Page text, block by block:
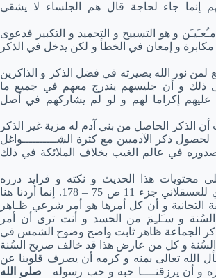
إنما جاء لحاجة قال هم الجلساء لا يشقى
و هو التسبيح و التحميد و التكبير فدعوى
و إمعان في الخطأ و لكن يدخل في الذكر
لمن نور الله بصيرته في فضل الذكر و الذاكرين
ذلك و أن جليسهم يندرج معهم في جميع ما
عليهم إكراما لهم و لو لم يشاركهم في أصل
الذكر الحاصل من بني آدم له مزية غير الذكر
ذكر الآدميين مع كثرة الشــــــــــواغل
في عالم الغيب بخلاف الملائكة في ذلك
محتويات هذا الحديث و نكته و فرايد درره
فليراجع شرح البخاري للعسقلاني جزء 11 ص 75 – 178. إنما أردنا هنا
التجانية و أن كل أمرها هو أمر شرعي ظـاهر
و سـَلـِمَ من الحسد و أنت ترى أن أمر
ذكر الجماعة ظاهر ثابت واضح وضوح الشمس في
و كل من عارض هذا قد خالف صريح السُنة
الله تعالى بمنه و كرمه أن يصرف قلوبنا عن
و أن يرزقنــــا حبه و حب رسوله صلى الله